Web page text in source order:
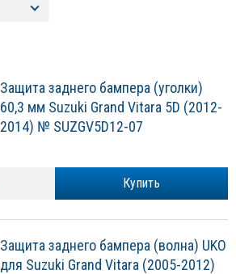
Защита заднего бампера (уголки)
60,3 мм Suzuki Grand Vitara 5D (2012-
2014) № SUZGV5D12-07
Купить
Защита заднего бампера (волна) UKO
для Suzuki Grand Vitara (2005-2012)